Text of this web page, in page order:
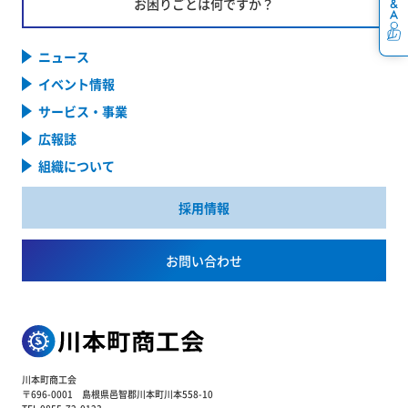
お困りごとは何ですか？
ニュース
イベント情報
サービス・事業
広報誌
組織について
採用情報
お問い合わせ
川本町商工会
〒696-0001 島根県邑智郡川本町川本558-10